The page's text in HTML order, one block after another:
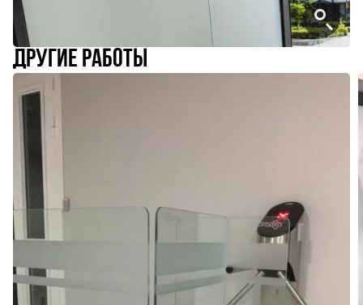
другие работы